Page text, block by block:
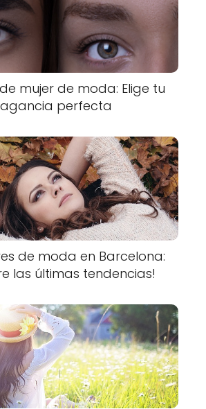
mujer de moda: Elige tu
perfecta
de moda en Barcelona:
las últimas tendencias!